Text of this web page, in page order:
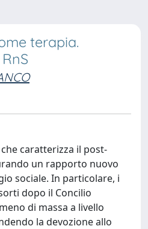
terapia.
caratterizza il post-
un rapporto nuovo
sociale. In particolare, i
dopo il Concilio
di massa a livello
la devozione allo